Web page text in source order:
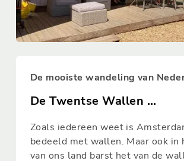
De mooiste wandeling van
De Twentse Wallen ...
Zoals iedereen weet is
bedeeld met wallen. Maar ook in
van ons land barst het van de